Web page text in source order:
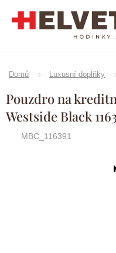
Domů Luxusní doplňky
Pouzdro na
Westside Black
MBC_116391